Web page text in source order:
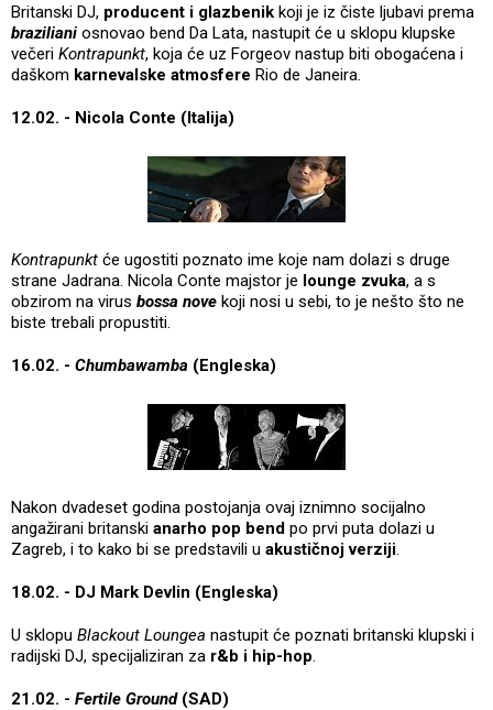
Britanski DJ, producent i glazbenik koji je iz čiste ljubavi prema
braziliani osnovao bend Da Lata, nastupit će u sklopu klupske
večeri Kontrapunkt, koja će uz Forgeov nastup biti obogaćena i
daškom karnevalske atmosfere Rio de Janeira.
12.02. - Nicola Conte (Italija)
Kontrapunkt će ugostiti poznato ime koje nam dolazi s druge
strane Jadrana. Nicola Conte majstor je lounge zvuka, a s
obzirom na virus bossa nove koji nosi u sebi, to je nešto što ne
biste trebali propustiti.
16.02. - Chumbawamba (Engleska)
Nakon dvadeset godina postojanja ovaj iznimno socijalno
angažirani britanski anarho pop bend po prvi puta dolazi u
Zagreb, i to kako bi se predstavili u akustičnoj verziji.
18.02. - DJ Mark Devlin (Engleska)
U sklopu Blackout Loungea nastupit će poznati britanski klupski i
radijski DJ, specijaliziran za r&b i hip-hop.
21.02. - Fertile Ground(SAD)